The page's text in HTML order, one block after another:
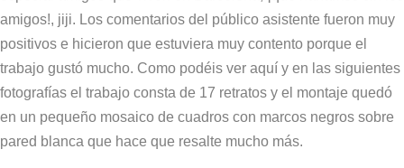
amigos!, jiji. Los comentarios del público asistente fueron muy
positivos e hicieron que estuviera muy contento porque el
trabajo gustó mucho. Como podéis ver aquí y en las siguientes
fotografías el trabajo consta de 17 retratos y el montaje quedó
en un pequeño mosaico de cuadros con marcos negros sobre
pared blanca que hace que resalte mucho más.